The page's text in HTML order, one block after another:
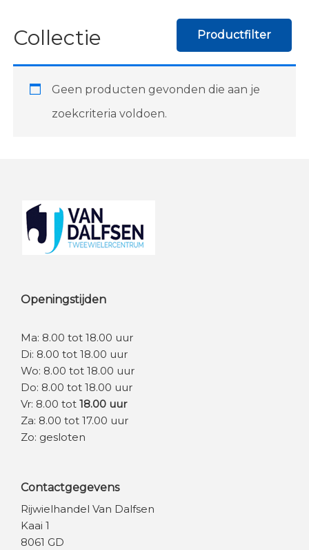
Productfilter
Collectie
Geen producten gevonden die aan je
zoekcriteria voldoen.
Footer
Openingstijden
Ma: 8.00 tot 18.00 uur
Di: 8.00 tot 18.00 uur
Wo: 8.00 tot 18.00 uur
Do: 8.00 tot 18.00 uur
Vr: 8.00 tot 18.00 uur
Za: 8.00 tot 17.00 uur
Zo: gesloten
Contactgegevens
Rijwielhandel Van Dalfsen
Kaai 1
8061 GD